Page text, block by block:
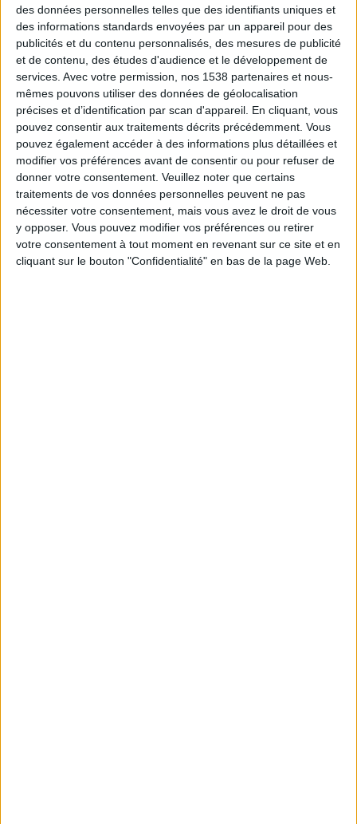
des données personnelles telles que des identifiants uniques et
des informations standards envoyées par un appareil pour des
publicités et du contenu personnalisés, des mesures de publicité
et de contenu, des études d'audience et le développement de
services. Avec votre permission, nos 1538 partenaires et nous-
mêmes pouvons utiliser des données de géolocalisation
précises et d’identification par scan d'appareil. En cliquant, vous
pouvez consentir aux traitements décrits précédemment. Vous
pouvez également accéder à des informations plus détaillées et
modifier vos préférences avant de consentir ou pour refuser de
donner votre consentement. Veuillez noter que certains
traitements de vos données personnelles peuvent ne pas
nécessiter votre consentement, mais vous avez le droit de vous
y opposer. Vous pouvez modifier vos préférences ou retirer
votre consentement à tout moment en revenant sur ce site et en
cliquant sur le bouton "Confidentialité" en bas de la page Web.
Combien de kilos souhaitez-vous perdre ?
Moins de
5 kilos
De 5 à 10
kilos
Plus de
10 kilos
Service-client & Motivation Voir tout
Les équipes du Service-client et de la
Communauté Savoir Maigrir vous aident
chaque semaine à vous rapprocher
sereinement de votre objectif minceur.